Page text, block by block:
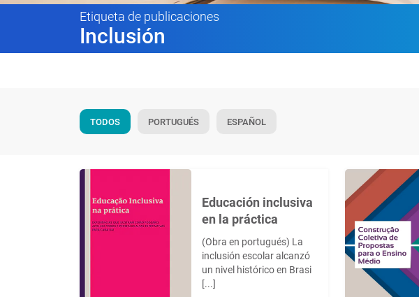
Etiqueta de publicaciones
Inclusión
TODOS PORTUGUÉS ESPAÑOL
Educación inclusiva
en la práctica
(Obra en portugués) La
inclusión escolar alcanzó
un nivel histórico en Brasi
[...]